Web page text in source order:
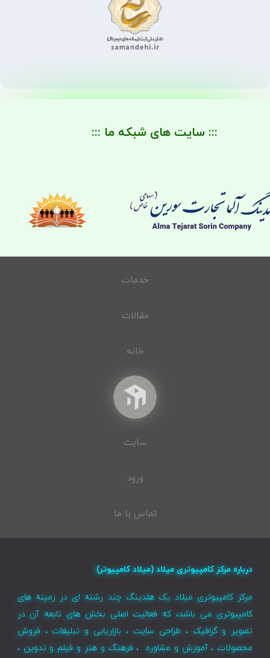
::: سایت های شبکه ما :::
خدمات
مقالات
خانه
سایت
ورود
تماس با ما
درباره مرکز کامپیوتری میلاد (میلاد کامپیوتر)
مرکز کامپیوتری میلاد یک هلدینگ چند رشته ای در زمینه های
کامپیوتری می باشد، که فعالیت اصلی بخش های تابعه آن در
تصویر و گرافیک ، طراحی سایت ، بازاریابی و تبلیغات ، فروش
محصولات ، آموزش و مشاوره ، فرهنگ و هنر و فیلم و تدوین ،